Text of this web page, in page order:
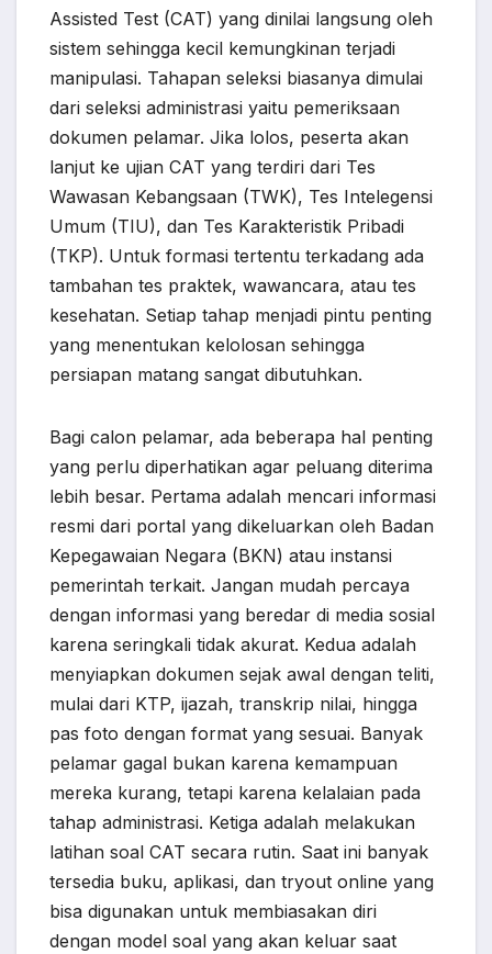
Assisted Test (CAT) yang dinilai langsung oleh
sistem sehingga kecil kemungkinan terjadi
manipulasi. Tahapan seleksi biasanya dimulai
dari seleksi administrasi yaitu pemeriksaan
dokumen pelamar. Jika lolos, peserta akan
lanjut ke ujian CAT yang terdiri dari Tes
Wawasan Kebangsaan (TWK), Tes Intelegensi
Umum (TIU), dan Tes Karakteristik Pribadi
(TKP). Untuk formasi tertentu terkadang ada
tambahan tes praktek, wawancara, atau tes
kesehatan. Setiap tahap menjadi pintu penting
yang menentukan kelolosan sehingga
persiapan matang sangat dibutuhkan.
Bagi calon pelamar, ada beberapa hal penting
yang perlu diperhatikan agar peluang diterima
lebih besar. Pertama adalah mencari informasi
resmi dari portal yang dikeluarkan oleh Badan
Kepegawaian Negara (BKN) atau instansi
pemerintah terkait. Jangan mudah percaya
dengan informasi yang beredar di media sosial
karena seringkali tidak akurat. Kedua adalah
menyiapkan dokumen sejak awal dengan teliti,
mulai dari KTP, ijazah, transkrip nilai, hingga
pas foto dengan format yang sesuai. Banyak
pelamar gagal bukan karena kemampuan
mereka kurang, tetapi karena kelalaian pada
tahap administrasi. Ketiga adalah melakukan
latihan soal CAT secara rutin. Saat ini banyak
tersedia buku, aplikasi, dan tryout online yang
bisa digunakan untuk membiasakan diri
dengan model soal yang akan keluar saat